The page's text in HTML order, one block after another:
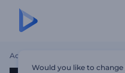
Accueil
Would you like to